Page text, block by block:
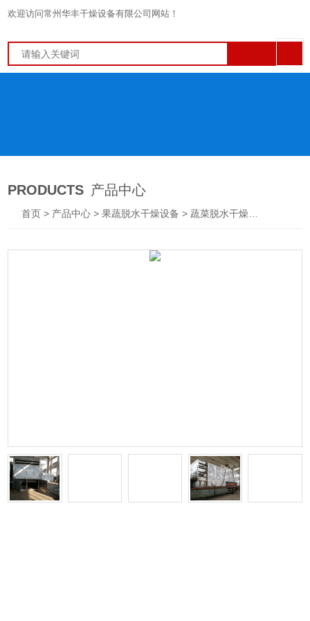
欢迎访问常州华丰干燥设备有限公司网站！
PRODUCTS 产品中心
首页> 产品中心 >果蔬脱水干燥设备 >蔬菜脱水干燥机